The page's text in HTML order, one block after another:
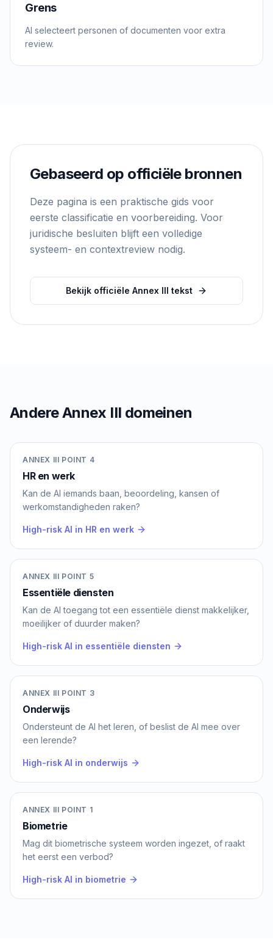
Grens
AI selecteert personen of documenten voor extra
review.
Gebaseerd op officiële bronnen
Deze pagina is een praktische gids voor
eerste classificatie en voorbereiding. Voor
juridische besluiten blijft een volledige
systeem- en contextreview nodig.
Bekijk officiële Annex III tekst
Andere Annex III domeinen
ANNEX III POINT 4
HR en werk
Kan de AI iemands baan, beoordeling, kansen of
werkomstandigheden raken?
High-risk AI in HR en werk
ANNEX III POINT 5
Essentiële diensten
Kan de AI toegang tot een essentiële dienst makkelijker,
moeilijker of duurder maken?
High-risk AI in essentiële diensten
ANNEX III POINT 3
Onderwijs
Ondersteunt de AI het leren, of beslist de AI mee over
een lerende?
High-risk AI in onderwijs
ANNEX III POINT 1
Biometrie
Mag dit biometrische systeem worden ingezet, of raakt
het eerst een verbod?
High-risk AI in biometrie